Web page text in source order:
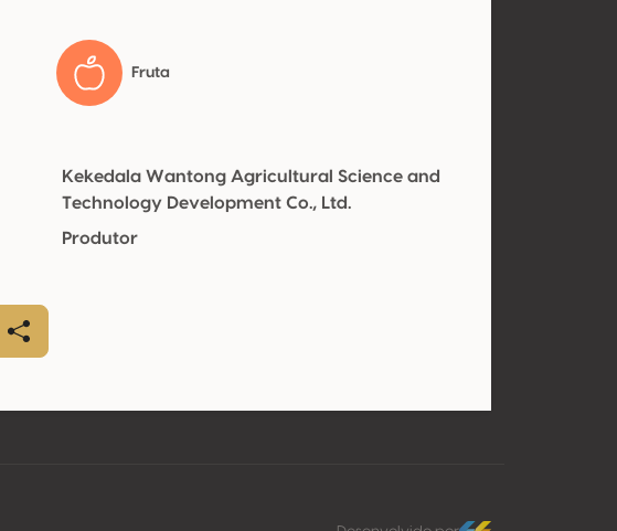
Fruta
Kekedala Wantong Agricultural Science and
Technology Development Co., Ltd.
Produtor